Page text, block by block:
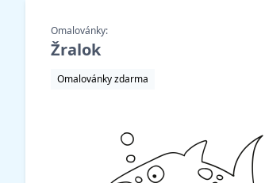
Omalovánky:
Žralok
Omalovánky zdarma